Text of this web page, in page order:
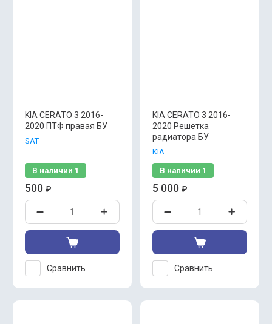
KIA CERATO 3 2016-
2020 ПТФ правая БУ
SAT
В наличии 1
500 ₽
Сравнить
KIA CERATO 3 2016-
2020 Решетка
радиатора БУ
KIA
В наличии 1
5 000 ₽
Сравнить